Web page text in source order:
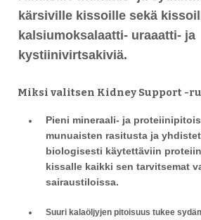
kärsiville kissoille sekä
kalsiumoksalaatti- uraaatti- ja
kystiinivirtsakiviä.
Miksi valitsen Kidney Support -
Pieni mineraali- ja
munuaisten rasitusta ja
biologisesti käytettäviin
kissalle kaikki sen tarvitsemat
sairaustiloissa.
Suuri kalaöljyjen pitoisuustukee